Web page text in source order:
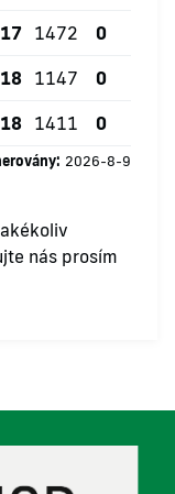
17 1472 0
18 1147 0
18 1411 0
2026-8-9
nás prosím